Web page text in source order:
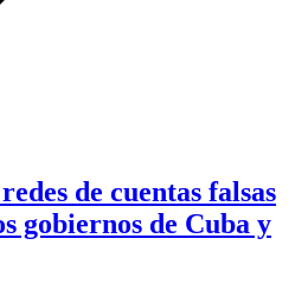
de cuentas falsas
gobiernos de Cuba y